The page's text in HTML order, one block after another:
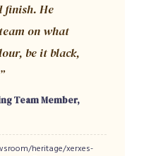
finish. He
on what
be it black,
Team Member,
heritage/xerxes-